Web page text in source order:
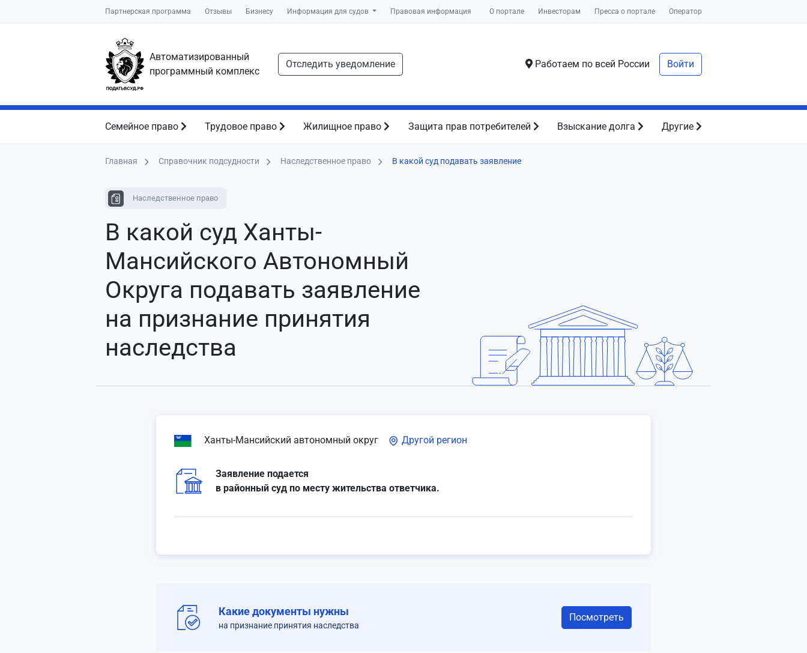
Партнерская программа Отзывы Бизнесу Информация для судов Правовая информация О портале Инвесторам Пресса о портале Оператор
Автоматизированный
программный комплекс
Отследить уведомление Работаем по всей России Войти
Семейное право Трудовое право Жилищное право Защита прав потребителей Взыскание долга Другие
Главная Справочник подсудности Наследственное право В какой суд подавать заявление
Наследственное право
В какой суд Ханты-
Мансийского Автономный
Округа подавать заявление
на признание принятия
наследства
Ханты-Мансийский автономный округ Другой регион
Заявление подается
в районный суд по месту жительства ответчика.
Какие документы нужны
на признание принятия наследства
Посмотреть